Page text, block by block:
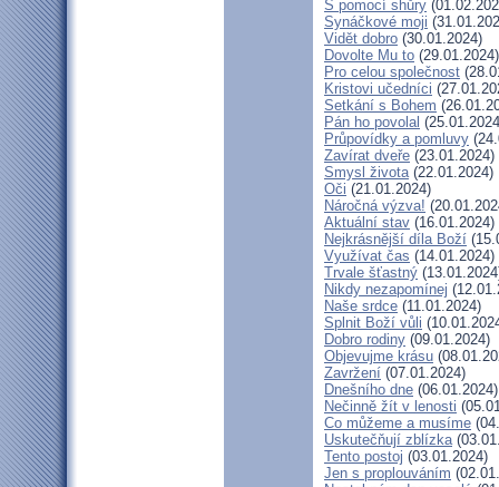
S pomocí shůry
Synáčkové moji
Vidět dobro (30.01.2024)
Dovolte Mu to (29.01.2024)
Pro celou společnost
Kristovi učedníci
Setkání s Bohem
Pán ho povolal
Průpovídky a pomluvy
Zavírat dveře (23.01.2024)
Smysl života(22.01.2024)
Oči (21.01.2024)
Náročná výzva!
Aktuální stav (16.01.2024)
Nejkrásnější díla Boží
Využívat čas (14.01.2024)
Trvale šťastný
Nikdy nezapomínej
Naše srdce (11.01.2024)
Splnit Boží vůli
Dobro rodiny (09.01.2024)
Objevujme krásu
Zavržení (07.01.2024)
Dnešního dne (06.01.2024)
Nečinně žít v lenosti
Co můžeme a musíme
Uskutečňují zblízka
Tento postoj (03.01.2024)
Jen s proplouváním